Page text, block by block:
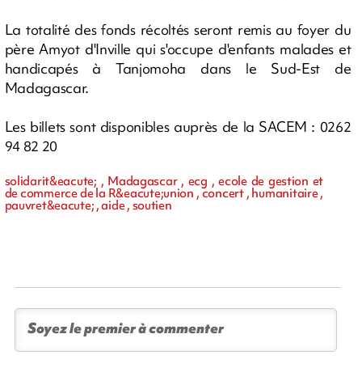
La totalité des fonds récoltés seront remis au foyer du
père Amyot d'Inville qui s'occupe d'enfants malades et
handicapés à Tanjomoha dans le Sud-Est de
Madagascar.
Les billets sont disponibles auprès de la SACEM : 0262
94 82 20
solidarit&eacute; , Madagascar , ecg , ecole de gestion et
de commerce de la R&eacute;union , concert , humanitaire ,
pauvret&eacute; , aide , soutien